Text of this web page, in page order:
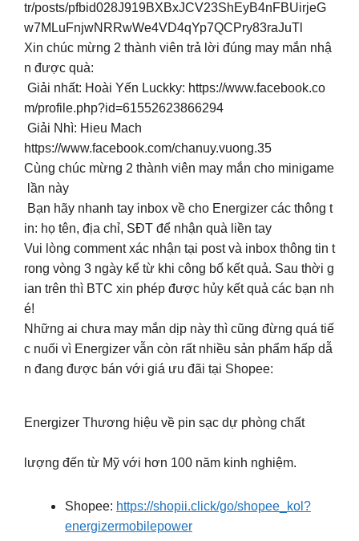
tr/posts/pfbid028J919BXBxJCV23ShEyB4nFBUirjeG
w7MLuFnjwNRRwWe4VD4qYp7QCPry83raJuTl
Xin chúc mừng 2 thành viên trả lời đúng may mắn nhậ
n được quà:
Giải nhất: Hoài Yến Luckky: https://www.facebook.co
m/profile.php?id=61552623866294
Giải Nhì: Hieu Mach
https://www.facebook.com/chanuy.vuong.35
Cùng chúc mừng 2 thành viên may mắn cho minigame
lần này
Bạn hãy nhanh tay inbox về cho Energizer các thông t
in: họ tên, địa chỉ, SĐT để nhận quà liền tay
Vui lòng comment xác nhận tại post và inbox thông tin t
rong vòng 3 ngày kể từ khi công bố kết quả. Sau thời g
ian trên thì BTC xin phép được hủy kết quả các bạn nh
é!
Những ai chưa may mắn dịp này thì cũng đừng quá tiế
c nuối vì Energizer vẫn còn rất nhiều sản phẩm hấp dẫ
n đang được bán với giá ưu đãi tại Shopee:
Energizer Thương hiệu về pin sạc dự phòng chất
lượng đến từ Mỹ với hơn 100 năm kinh nghiệm.
Shopee: https://shopii.click/go/shopee_kol?
energizermobilepower